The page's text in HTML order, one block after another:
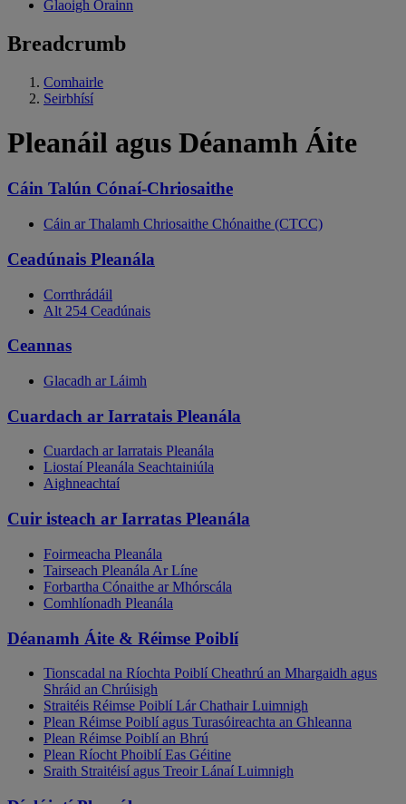
Glaoigh Orainn
Breadcrumb
Comhairle
Seirbhísí
Pleanáil agus Déanamh Áite
Cáin Talún Cónaí-Chriosaithe
Cáin ar Thalamh Chriosaithe Chónaithe (CTCC)
Ceadúnais Pleanála
Corrthrádáil
Alt 254 Ceadúnais
Ceannas
Glacadh ar Láimh
Cuardach ar Iarratais Pleanála
Cuardach ar Iarratais Pleanála
Liostaí Pleanála Seachtainiúla
Aighneachtaí
Cuir isteach ar Iarratas Pleanála
Foirmeacha Pleanála
Tairseach Pleanála Ar Líne
Forbartha Cónaithe ar Mhórscála
Comhlíonadh Pleanála
Déanamh Áite & Réimse Poiblí
Tionscadal na Ríochta Poiblí Cheathrú an Mhargaidh agus
Shráid an Chrúisigh
Straitéis Réimse Poiblí Lár Chathair Luimnigh
Plean Réimse Poiblí agus Turasóireachta an Ghleanna
Plean Réimse Poiblí an Bhrú
Plean Ríocht Phoiblí Eas Géitine
Sraith Straitéisí agus Treoir Lánaí Luimnigh